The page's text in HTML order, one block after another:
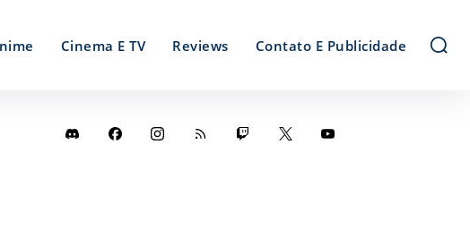
Cinema E TV Reviews Contato E Publicidade